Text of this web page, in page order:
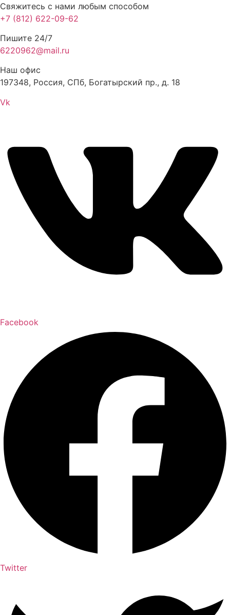
Свяжитесь с нами любым способом
+7 (812) 622-09-62
Пишите 24/7
6220962@mail.ru
Наш офис
197348, Россия, СПб, Богатырский пр., д. 18
Vk
Facebook
Twitter